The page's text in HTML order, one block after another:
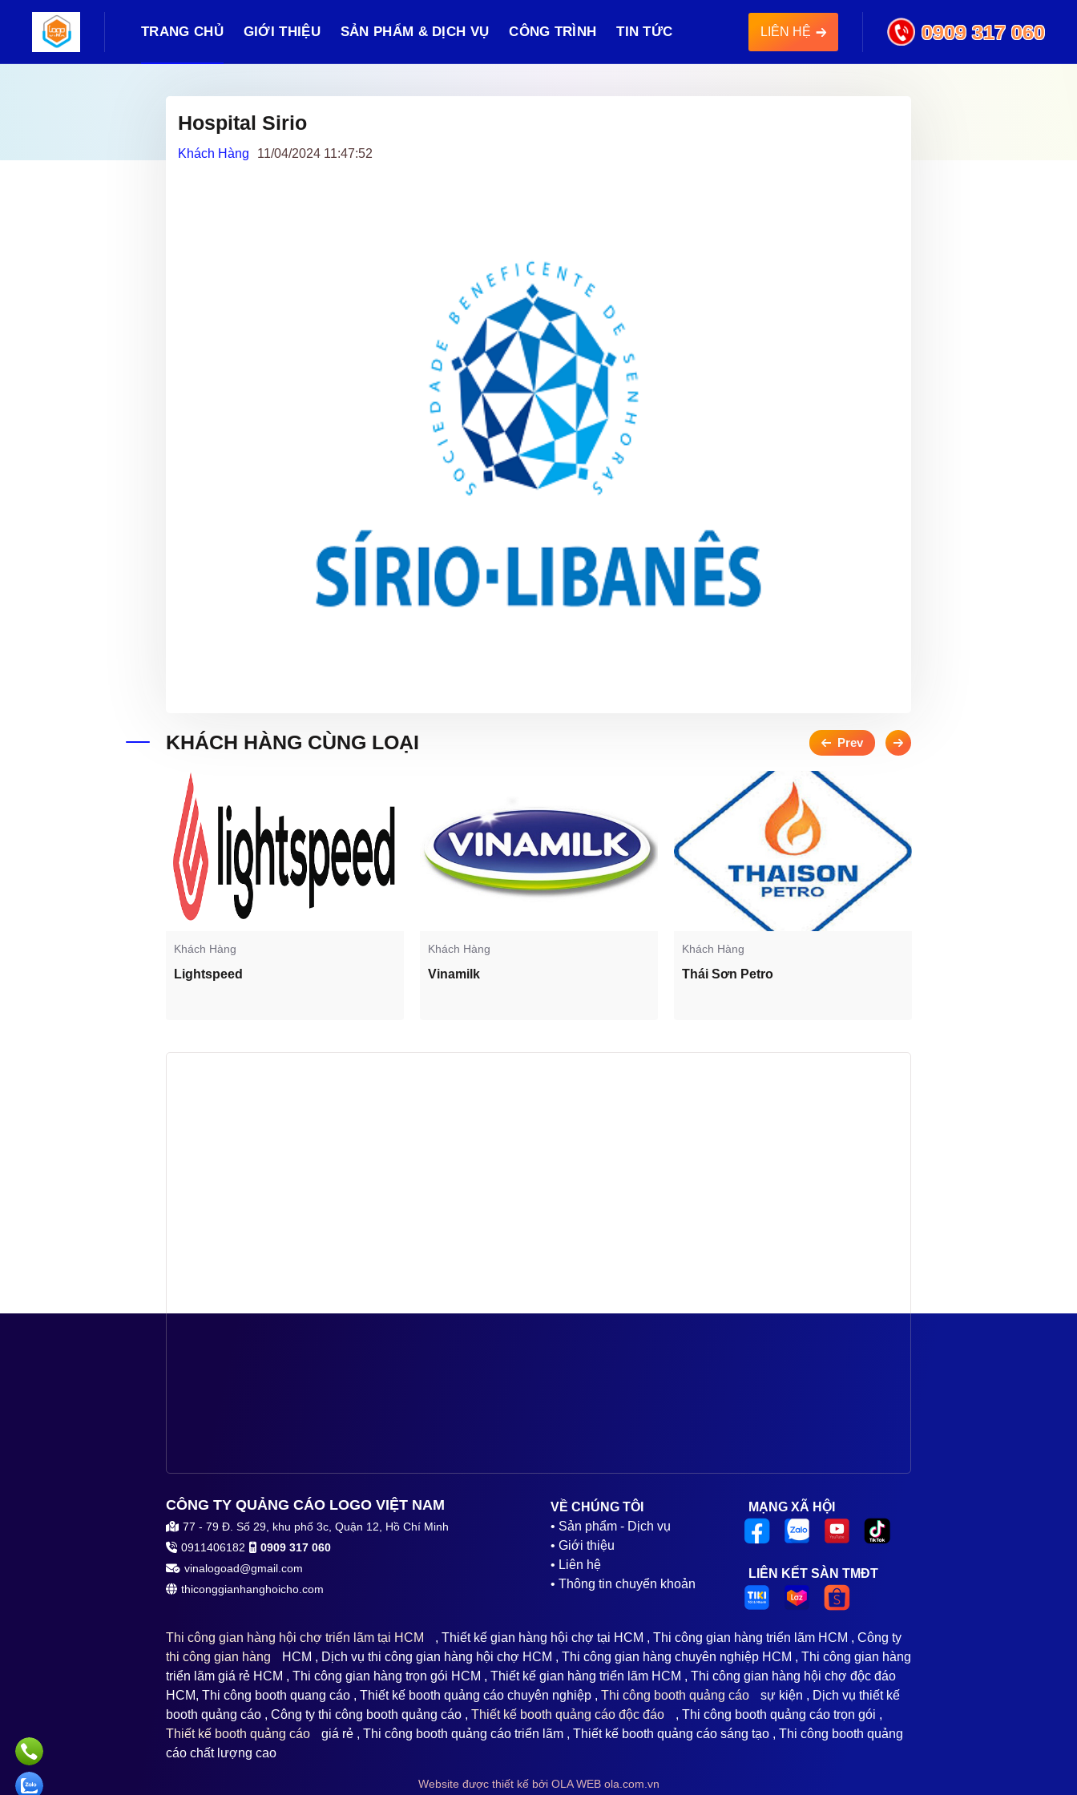
TRANG CHỦ GIỚI THIỆU SẢN PHẨM & DỊCH VỤ CÔNG TRÌNH TIN TỨC LIÊN HỆ 0909 317 060
Hospital Sirio
Khách Hàng 11/04/2024 11:47:52
KHÁCH HÀNG CÙNG LOẠI
Khách Hàng
Lightspeed
Khách Hàng
Vinamilk
Khách Hàng
Thái Sơn Petro
CÔNG TY QUẢNG CÁO LOGO VIỆT NAM
77 - 79 Đ. Số 29, khu phố 3c, Quận 12, Hồ Chí Minh
0911406182
0909 317 060
vinalogoad@gmail.com
thiconggianhanghoicho.com
VỀ CHÚNG TÔI
• Sản phẩm - Dịch vụ
• Giới thiệu
• Liên hệ
• Thông tin chuyển khoản
MẠNG XÃ HỘI
LIÊN KẾT SÀN TMĐT
Thi công gian hàng hội chợ triển lãm tại HCM
, Thiết kế gian hàng hội chợ tại HCM , Thi công gian hàng triển lãm HCM , Công ty
thi công gian hàng
HCM , Dịch vụ thi công gian hàng hội chợ HCM , Thi công gian hàng chuyên nghiệp HCM , Thi công gian hàng
triển lãm giá rẻ HCM , Thi công gian hàng trọn gói HCM , Thiết kế gian hàng triển lãm HCM , Thi công gian hàng hội chợ độc đáo
HCM, Thi công booth quang cáo , Thiết kế booth quảng cáo chuyên nghiệp , Thi công booth quảng cáo
sự kiện , Dịch vụ thiết kế
booth quảng cáo , Công ty thi công booth quảng cáo , Thiết kế booth quảng cáo độc đáo
, Thi công booth quảng cáo trọn gói ,
Thiết kế booth quảng cáo
giá rẻ , Thi công booth quảng cáo triển lãm , Thiết kế booth quảng cáo sáng tạo , Thi công booth quảng
cáo chất lượng cao
Website được thiết kế bởi OLA WEB ola.com.vn